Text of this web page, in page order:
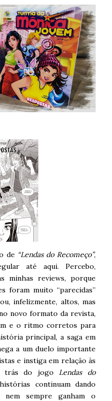
de “Lendas do Recomeço”,
até aqui. Percebo,
minhas reviews, porque
foram muito “parecidas”
infelizmente, altos, mas
novo formato da revista,
e o ritmo corretos para
principal, a saga em
a um duelo importante
e instiga em relação às
trás do jogo Lendas do
continuam dando
nem sempre ganham o